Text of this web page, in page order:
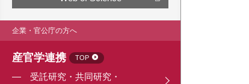
企業・官公庁の方へ
産官学連携 TOP
受託研究・共同研究・